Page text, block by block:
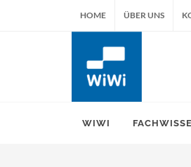
HOME ÜBER UNS
WIWI